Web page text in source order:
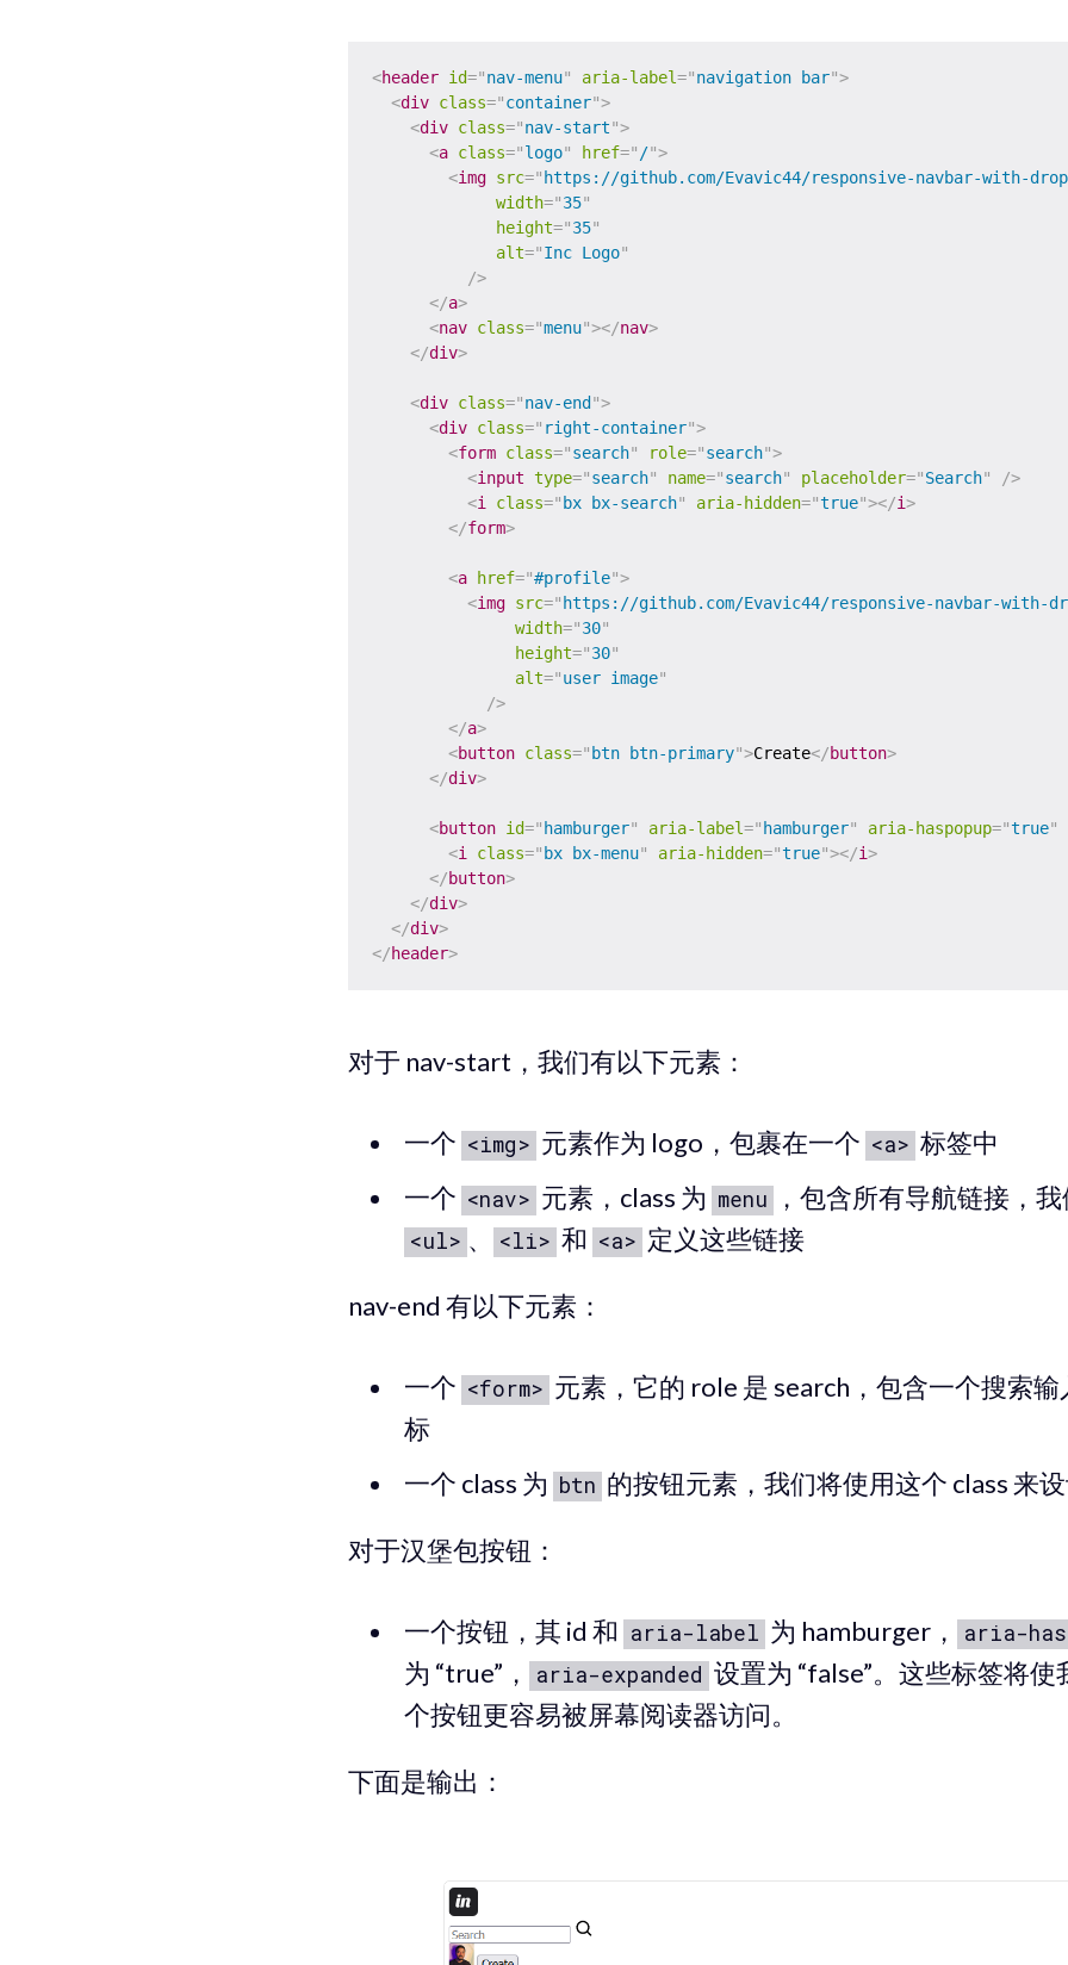
<header id="nav-menu" aria-label="navigation bar">
<div class="container">
<div class="nav-start">
<a class="logo" href=" /">
<img src=" https://github.com/Evavic44/responsive-navbar-with-
width="35"
height="35"
alt="Inc Logo"
/>
</a>
<nav class="menu"></nav>
</div>
<div class="nav-end ">
<div class=" right-container">
<form class="search" role="search">
<input type="search" name="search" placeholder="Search"
/>
<i class=" bx bx-search" aria-hidden="true"></i>
</form>
<a href="#profile">
<img src=" https://github.com/Evavic44/responsive-navbar-with-
width="30"
height="30"
alt="user image"
/>
</a>
<button class=" btn btn-primary">Create</button>
</div>
<button id=" hamburger" aria-label=" hamburger" aria-haspopup="true"
<i class=" bx bx-menu" aria-hidden="true"></i>
</button>
</div>
</div>
</header>
对于 nav-start，我们有以下元素：
一个 <img> 元素作为 logo，包裹在一个 <a> 标签中
一个 <nav> 元素，class 为 menu ，包含所有导航链接，
<ul> 、 <li> 和 <a> 定义这些链接
nav-end 有以下元素：
一个 <form> 元素，它的 role 是 search，包含一个搜索输
标
一个 class 为 btn 的按钮元素，我们将使用这个 class 来
对于汉堡包按钮：
一个按钮，其 id 和 aria-label 为 hamburger， aria-
为 “true”， aria-expanded 设置为 “false”。这些标签将使
个按钮更容易被屏幕阅读器访问。
下面是输出：